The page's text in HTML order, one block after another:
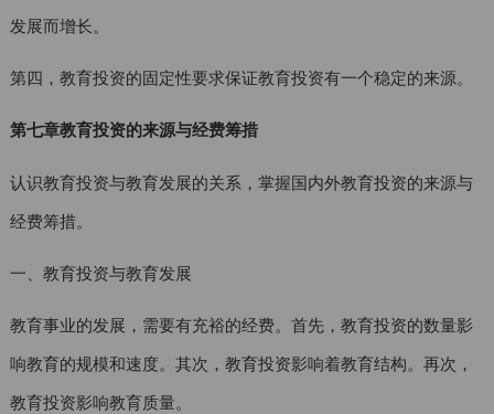
发展而增长。
第四，教育投资的固定性要求保证教育投资有一个稳定的来源。
第七章教育投资的来源与经费筹措
认识教育投资与教育发展的关系，掌握国内外教育投资的来源与
经费筹措。
一、教育投资与教育发展
教育事业的发展，需要有充裕的经费。首先，教育投资的数量影
响教育的规模和速度。其次，教育投资影响着教育结构。再次，
教育投资影响教育质量。